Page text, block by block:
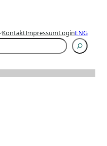
KontaktImpressumLoginENG